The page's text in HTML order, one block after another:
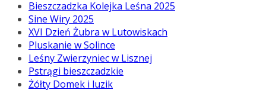
Bieszczadzka Kolejka Leśna 2025
Sine Wiry 2025
XVI Dzień Żubra w Lutowiskach
Pluskanie w Solince
Leśny Zwierzyniec w Lisznej
Pstrągi bieszczadzkie
Żółty Domek i luzik